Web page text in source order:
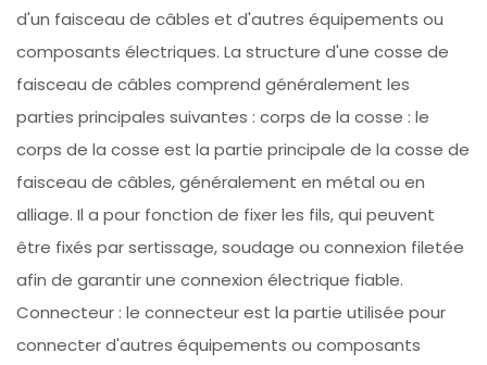
d'un faisceau de câbles et d'autres équipements ou
composants électriques. La structure d'une cosse de
faisceau de câbles comprend généralement les
parties principales suivantes : corps de la cosse : le
corps de la cosse est la partie principale de la cosse de
faisceau de câbles, généralement en métal ou en
alliage. Il a pour fonction de fixer les fils, qui peuvent
être fixés par sertissage, soudage ou connexion filetée
afin de garantir une connexion électrique fiable.
Connecteur : le connecteur est la partie utilisée pour
connecter d'autres équipements ou composants